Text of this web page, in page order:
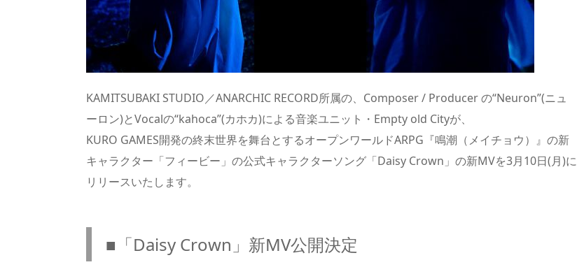
KAMITSUBAKI STUDIO／ANARCHIC RECORD所属の、Composer / Producer の“Neuron”(ニュ
ーロン)とVocalの“kahoca”(カホカ)による音楽ユニット・Empty old Cityが、
KURO GAMES開発の終末世界を舞台とするオープンワールドARPG『鳴潮（メイチョウ）』の新
キャラクター「フィービー」の公式キャラクターソング「Daisy Crown」の新MVを3月10日(月)に
リリースいたします。
■「Daisy Crown」新MV公開決定